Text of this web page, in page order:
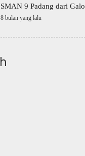
SMAN 9 Padang dari
8 bulan yang lalu